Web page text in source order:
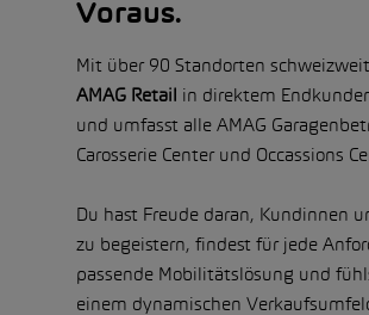
Voraus.
Mit über 90 Standorten
AMAG Retail in direktem
und umfasst alle AMAG
Carosserie Center und Occassions
Du hast Freude daran, Kundinnen
zu begeistern, findest für jede
passende Mobilitätslösung und
einem dynamischen